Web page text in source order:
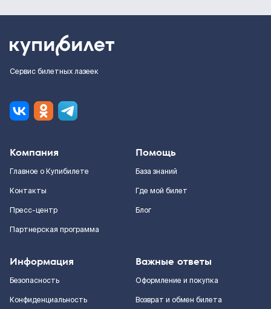
Сервис билетных лазеек
Компания
Главное о Купибилете
Контакты
Пресс-центр
Партнерская программа
Помощь
База знаний
Где мой билет
Блог
Информация
Безопасность
Конфиденциальность
Важные ответы
Оформление и покупка
Возврат и обмен билета